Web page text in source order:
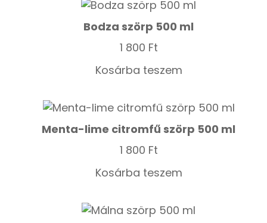
Bodza szörp 500 ml
1 800 Ft
Kosárba teszem
Menta-lime citromfű szörp 500 ml
1 800 Ft
Kosárba teszem